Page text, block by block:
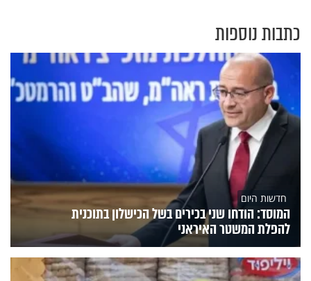
כתבות נוספות
חדשות היום
המוסד: הודחו שני בכירים בשל הכישלון בתוכנית
להפלת המשטר האיראני